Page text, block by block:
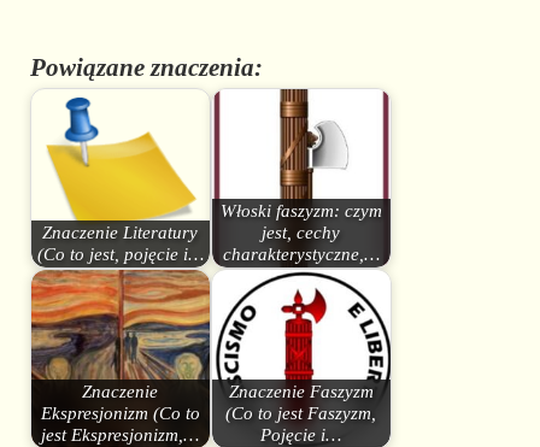
Powiązane znaczenia:
Znaczenie Literatury
(Co to jest, pojęcie i…
Włoski faszyzm: czym
jest, cechy
charakterystyczne,…
Znaczenie
Ekspresjonizm (Co to
jest Ekspresjonizm,…
Znaczenie Faszyzm
(Co to jest Faszyzm,
Pojęcie i…